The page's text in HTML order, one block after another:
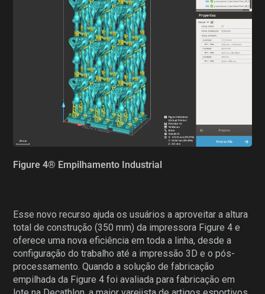
Figure 4® Empilhamento Industrial
Esse novo recurso ajuda os usuários a aproveitar a altura
total de construção (350 mm) da impressora Figure 4 e
oferece uma nova eficiência em toda a linha, desde a
configuração do trabalho até a impressão 3D e o pós-
processamento. Quando a solução de fabricação
empilhada da Figure 4 foi avaliada para fabricação em